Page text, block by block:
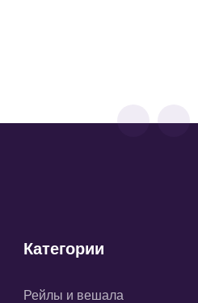
Категории
Рейлы и вешала